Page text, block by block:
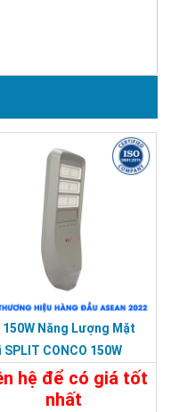
Năng Lượng Mặt
CONCO 150W
Màu Xám KY-F-HX-004
hệ để có giá tốt
nhất